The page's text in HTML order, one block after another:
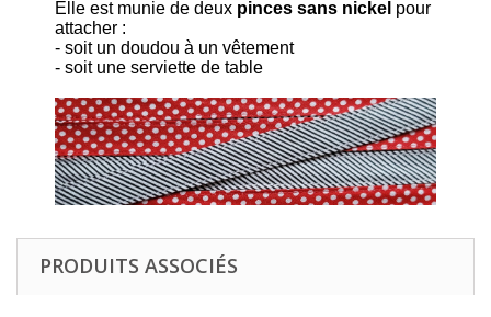
Elle est munie de deux pinces sans nickel pour
attacher :
- soit un doudou à un vêtement
- soit une serviette de table
PRODUITS ASSOCIÉS